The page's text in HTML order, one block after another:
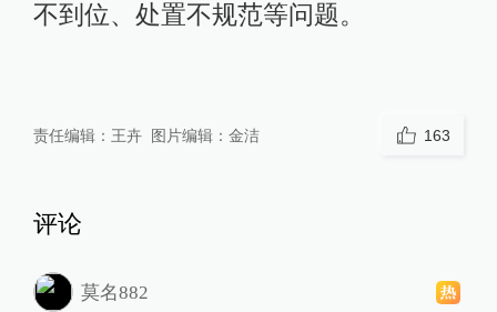
不到位、处置不规范等问题。
责任编辑： 王卉 图片编辑： 金洁 163
评论
莫名882